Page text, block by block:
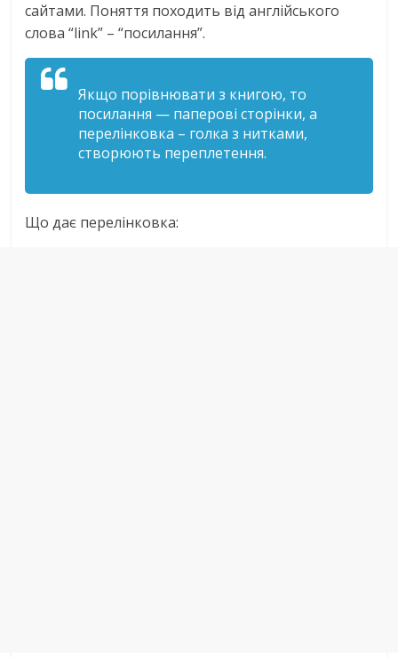
сайтами. Поняття походить від англійського
слова “link” – “посилання”.
Якщо порівнювати з книгою, то
посилання — паперові сторінки, а
перелінковка – голка з нитками,
створюють переплетення.
Що дає перелінковка: